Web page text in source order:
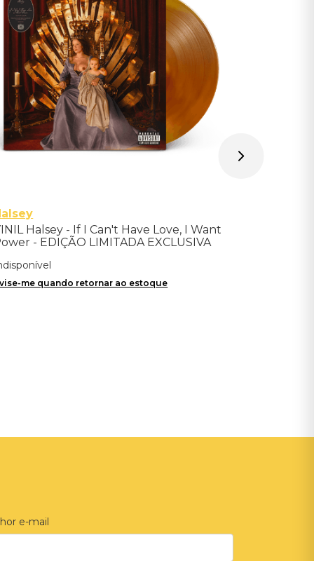
Halsey - If I Can't Have Love, I Want
- EDIÇÃO LIMITADA EXCLUSIVA
me quando retornar ao estoque
e-mail